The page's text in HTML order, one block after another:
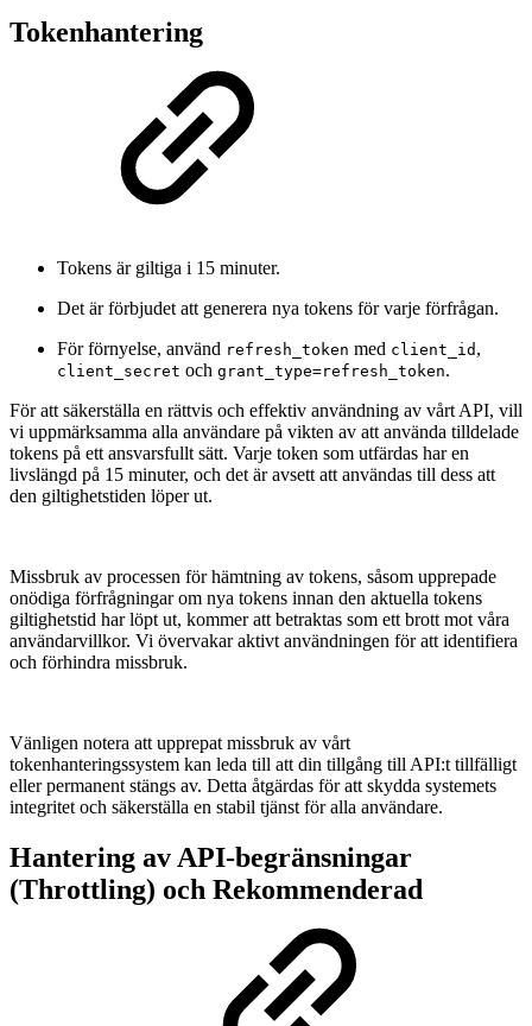
Tokenhantering
Tokens är giltiga i 15 minuter.
Det är förbjudet att generera nya tokens för varje förfrågan.
För förnyelse, använd refresh_token med client_id ,
client_secret och grant_type=refresh_token.
För att säkerställa en rättvis och effektiv användning av vårt API, vill
vi uppmärksamma alla användare på vikten av att använda tilldelade
tokens på ett ansvarsfullt sätt. Varje token som utfärdas har en
livslängd på 15 minuter, och det är avsett att användas till dess att
den giltighetstiden löper ut.
Missbruk av processen för hämtning av tokens, såsom upprepade
onödiga förfrågningar om nya tokens innan den aktuella tokens
giltighetstid har löpt ut, kommer att betraktas som ett brott mot våra
användarvillkor. Vi övervakar aktivt användningen för att identifiera
och förhindra missbruk.
Vänligen notera att upprepat missbruk av vårt
tokenhanteringssystem kan leda till att din tillgång till API:t tillfälligt
eller permanent stängs av. Detta åtgärdas för att skydda systemets
integritet och säkerställa en stabil tjänst för alla användare.
Hantering av API-begränsningar
(Throttling) och Rekommenderad